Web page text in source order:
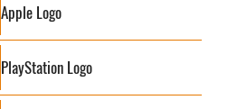
Apple Logo
PlayStation Logo